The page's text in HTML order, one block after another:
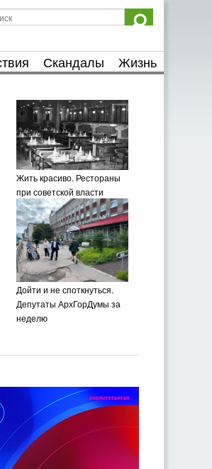
Скандалы Жизнь
Жить красиво. Рестораны
при советской власти
Дойти и не споткнуться.
Депутаты АрхГорДумы за
неделю